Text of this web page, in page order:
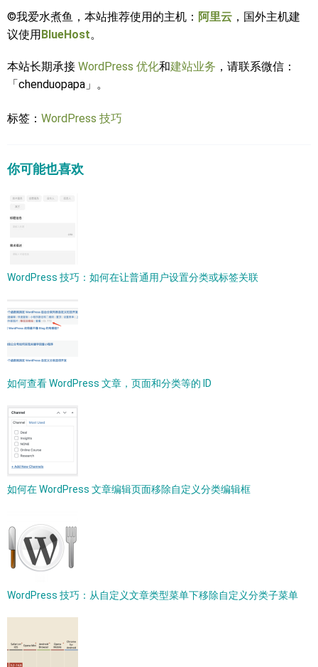
©我爱水煮鱼，本站推荐使用的主机： 阿里云 ，国外主机建
议使用BlueHost。
本站长期承接 WordPress 优化和建站业务 ，请联系微信：
「chenduopapa」。
标签： WordPress 技巧
你可能也喜欢
WordPress 技巧：如何在让普通用户设置分类或标签关联
如何查看 WordPress 文章，页面和分类等的 ID
如何在 WordPress 文章编辑页面移除自定义分类编辑框
WordPress 技巧：从自定义文章类型菜单下移除自定义分类子菜单